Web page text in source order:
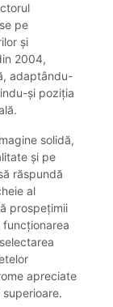
pe
și
2004,
adaptându-
și poziția
solidă,
și pe
răspundă
al
prospețimii
apreciate